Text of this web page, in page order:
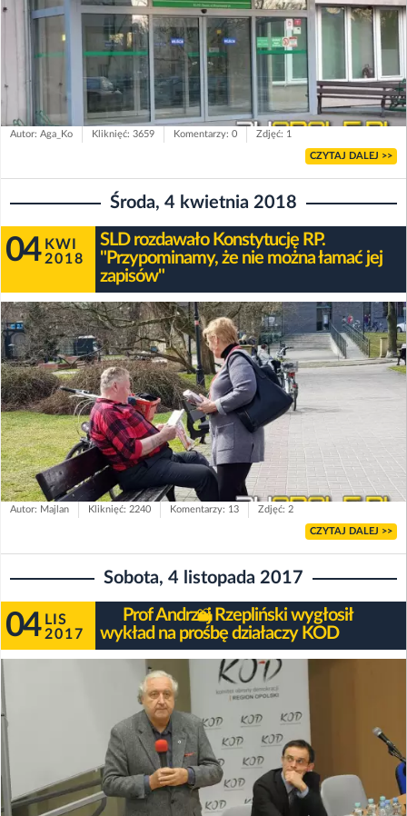
Autor: Aga_Ko Kliknięć: 3659 Komentarzy: 0 Zdjęć: 1
CZYTAJ DALEJ >>
Środa, 4 kwietnia 2018
04 KWI
2018
SLD rozdawało Konstytucję RP.
"Przypominamy, że nie można łamać jej
zapisów"
Autor: Majlan Kliknięć: 2240 Komentarzy: 13 Zdjęć: 2
CZYTAJ DALEJ >>
Sobota, 4 listopada 2017
04 LIS
2017
Prof Andrzej Rzepliński wygłosił
wykład na prośbę działaczy KOD